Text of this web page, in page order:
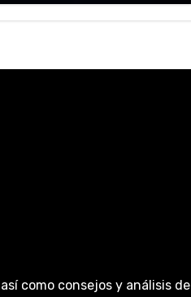
como consejos y análisis de